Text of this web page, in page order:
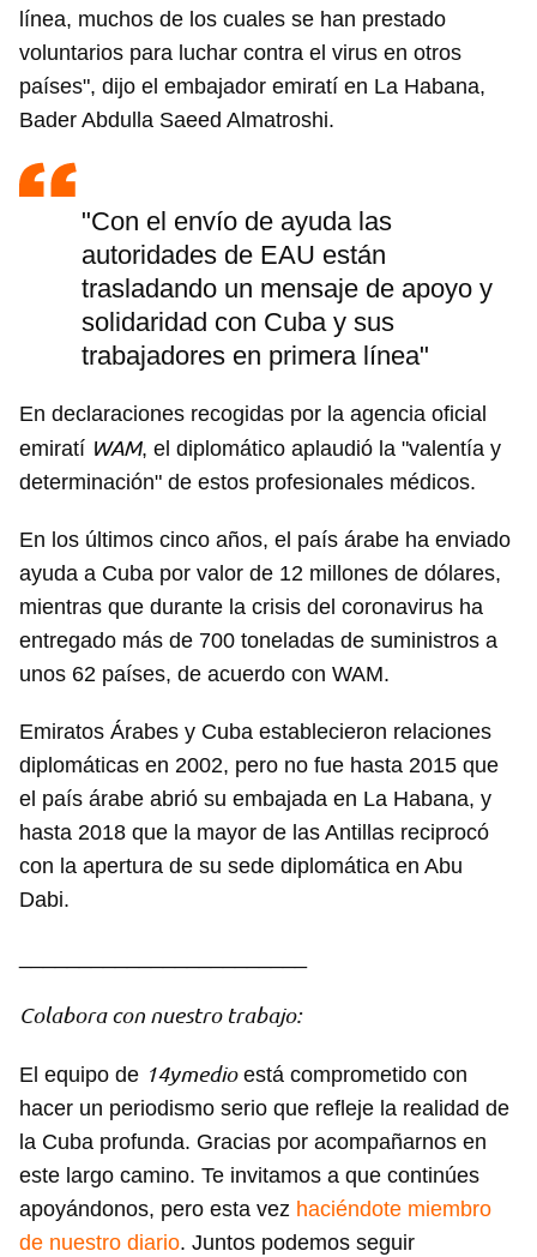
Guardar como favorito
iniciar sesión con tu cuenta de 14ymedio.
INICIAR SESIÓN CANCELAR
línea, muchos de los cuales se han prestado
voluntarios para luchar contra el virus en otros
países", dijo el embajador emiratí en La Habana,
Bader Abdulla Saeed Almatroshi.
"Con el envío de ayuda las
autoridades de EAU están
trasladando un mensaje de apoyo y
solidaridad con Cuba y sus
trabajadores en primera línea"
En declaraciones recogidas por la agencia oficial
emiratí WAM, el diplomático aplaudió la "valentía y
determinación" de estos profesionales médicos.
En los últimos cinco años, el país árabe ha enviado
ayuda a Cuba por valor de 12 millones de dólares,
mientras que durante la crisis del coronavirus ha
entregado más de 700 toneladas de suministros a
unos 62 países, de acuerdo con WAM.
Emiratos Árabes y Cuba establecieron relaciones
diplomáticas en 2002, pero no fue hasta 2015 que
el país árabe abrió su embajada en La Habana, y
hasta 2018 que la mayor de las Antillas reciprocó
con la apertura de su sede diplomática en Abu
Dabi.
Colabora con nuestro trabajo:
El equipo de 14ymedioestá comprometido con
hacer un periodismo serio que refleje la realidad de
la Cuba profunda. Gracias por acompañarnos en
este largo camino. Te invitamos a que continúes
apoyándonos, pero esta vez haciéndote miembro
de nuestro diario. Juntos podemos seguir